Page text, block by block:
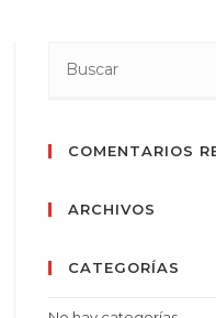
COMENTARIOS
ARCHIVOS
CATEGORÍAS